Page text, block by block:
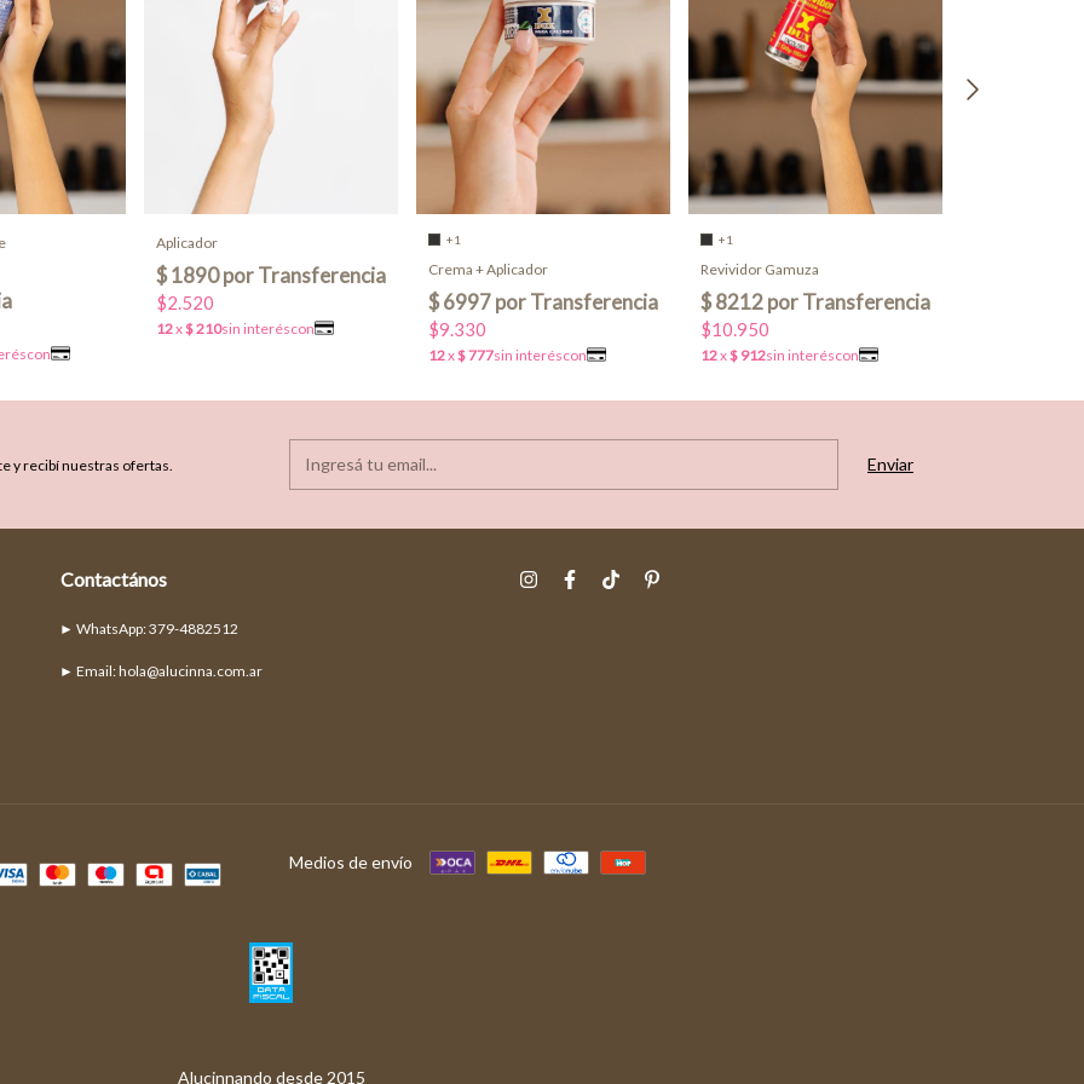
Aplicador
$2.520
+1
Crema + Aplicador
$9.330
+1
Revividor Gamuza
$10.950
y recibí nuestras ofertas.
Contactános
► Email:hola@alucinna.com.ar
Medios de envío